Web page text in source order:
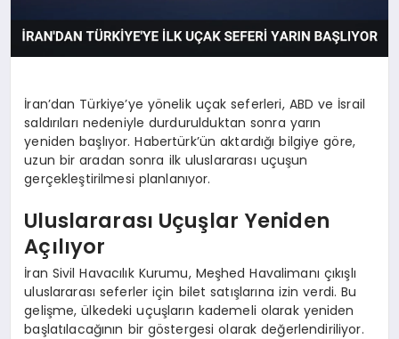
İran’dan Türkiye’ye yönelik uçak seferleri, ABD ve İsrail
saldırıları nedeniyle durdurulduktan sonra yarın
yeniden başlıyor. Habertürk’ün aktardığı bilgiye göre,
uzun bir aradan sonra ilk uluslararası uçuşun
gerçekleştirilmesi planlanıyor.
Uluslararası Uçuşlar Yeniden
Açılıyor
İran Sivil Havacılık Kurumu, Meşhed Havalimanı çıkışlı
uluslararası seferler için bilet satışlarına izin verdi. Bu
gelişme, ülkedeki uçuşların kademeli olarak yeniden
başlatılacağının bir göstergesi olarak değerlendiriliyor.